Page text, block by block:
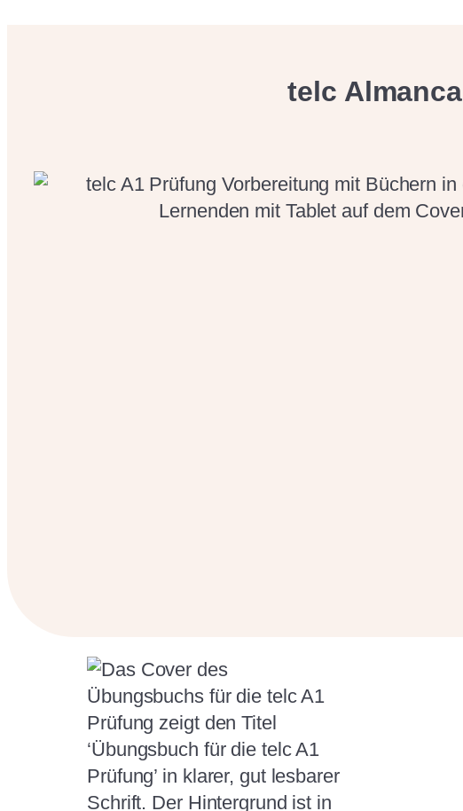
telc Almanca